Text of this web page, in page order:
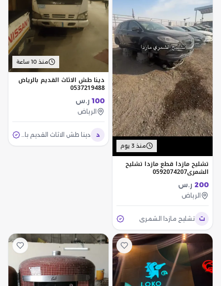
منذ 3 يوم
تشليح مازدا قطع مازدا تشليح
الشمري0592074207
200 ر.س
الرياض
ت تشليح مازدا الشمري
منذ 10 ساعة
دينا طش الاثاث القديم بالرياض
0537219488
100 ر.س
الرياض
د